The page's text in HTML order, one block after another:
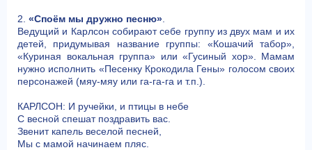
2. «Споём мы дружно песню»
Ведущий и Карлсон собирают себе группу из двух мам и их
детей, придумывая название группы: «Кошачий табор»,
«Куриная вокальная группа» или «Гусиный хор». Мамам
нужно исполнить «Песенку Крокодила Гены» голосом своих
персонажей (мяу-мяу или га-га-га и т.п.).
КАРЛСОН: И ручейки, и птицы в небе
С весной спешат поздравить вас.
Звенит капель веселой песней,
Мы с мамой начинаем пляс.